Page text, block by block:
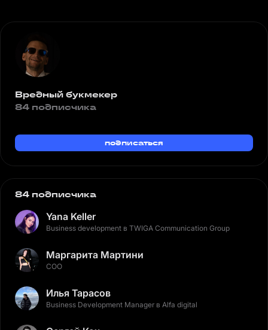
Вредный букмекер
84 подписчика
подписаться
84 подписчика
Yana Keller
Business development в TWIGA Communication Group
Маргарита Мартини
COO
Илья Тарасов
Business Development Manager в Alfa digital